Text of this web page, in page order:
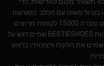
בטיול פשוט עם הכלב. בסטישוז
התחילה בייבוא של נעליים לפני 6 שנים וצברה 15000 לקוחות מרוצים
חוזרים אשר הפכו כבר לבני בית.אנחנו צוות BESTIESHOES שמים דגש על
שמים את הלקוח ורצונותיו בראש